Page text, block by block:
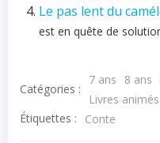
Le pas lent du
est en quête de
Catégories :
7 ans 8 ans
Livres animés
Étiquettes :
Conte